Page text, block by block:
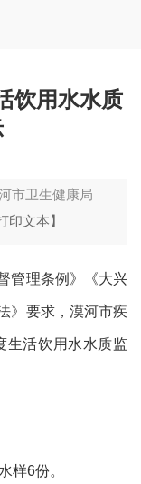
饮用水水质
市卫生健康局
印文本】
理条例》《大兴
》要求，漠河市疾
生活饮用水水质监
样6份。